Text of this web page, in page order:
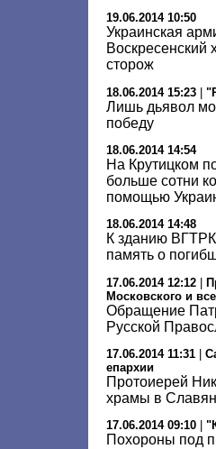
19.06.2014 10:50
Украинская
Воскресенский
сторож
18.06.2014 15:23
Лишь дьявол
победу
18.06.2014 14:54
На Крутицком
больше сотни
помощью
18.06.2014 14:48
К зданию ВГТРК
память о
17.06.2014 12:12
Московского и
Обращение
Русской
17.06.2014 11:31
епархии
Протоиерей
храмы в
17.06.2014 09:10
Похороны под